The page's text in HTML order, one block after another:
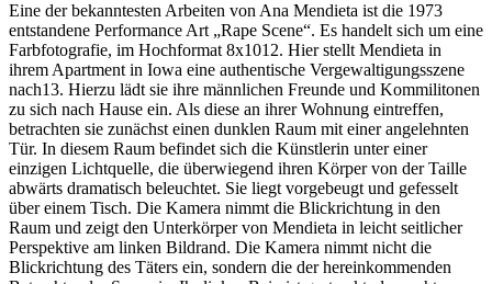
Eine der bekanntesten Arbeiten von Ana Mendieta ist die 1973
entstandene Performance Art „Rape Scene“. Es handelt sich um eine
Farbfotografie, im Hochformat 8x1012. Hier stellt Mendieta in
ihrem Apartment in Iowa eine authentische Vergewaltigungsszene
nach13. Hierzu lädt sie ihre männlichen Freunde und Kommilitonen
zu sich nach Hause ein. Als diese an ihrer Wohnung eintreffen,
betrachten sie zunächst einen dunklen Raum mit einer angelehnten
Tür. In diesem Raum befindet sich die Künstlerin unter einer
einzigen Lichtquelle, die überwiegend ihren Körper von der Taille
abwärts dramatisch beleuchtet. Sie liegt vorgebeugt und gefesselt
über einem Tisch. Die Kamera nimmt die Blickrichtung in den
Raum und zeigt den Unterkörper von Mendieta in leicht seitlicher
Perspektive am linken Bildrand. Die Kamera nimmt nicht die
Blickrichtung des Täters ein, sondern die der hereinkommenden